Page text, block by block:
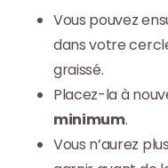
Vous pouvez
dans votre
graissé.
Placez-la à
minimum.
Vous n’aurez